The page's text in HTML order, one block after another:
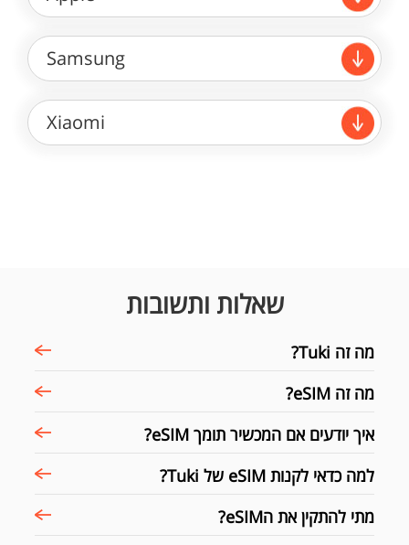
Samsung
Xiaomi
שאלות ותשובות
מה זה Tuki?
מה זה eSIM?
איך יודעים אם המכשיר תומך eSIM?
למה כדאי לקנות eSIM של Tuki?
מתי להתקין את הeSIM?